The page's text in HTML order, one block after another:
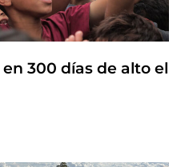
300 días de alto el